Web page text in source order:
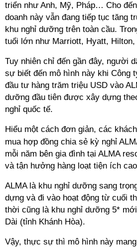
triển như Anh, Mỹ, Pháp… Cho
doanh này vẫn đang tiếp tục tăng
khu nghỉ dưỡng trên toàn cầu.
tuổi lớn như Marriott, Hyatt,
Tuy nhiên chỉ đến gần đây, người
sự biết đến mô hình này khi Công
đầu tư hàng trăm triệu USD vào
dưỡng đầu tiên được xây dựng
nghỉ quốc tế.
Hiểu một cách đơn giản, các
mua hợp đồng chia sẻ kỳ nghỉ
mỗi năm bên gia đình tại ALMA
và tận hưởng hàng loạt tiện ích
ALMA là khu nghỉ dưỡng sang
dựng và đi vào hoạt động từ cuối
thời cũng là khu nghỉ dưỡng 5*
Dài (tỉnh Khánh Hòa).
Vậy, thực sự thì mô hình này